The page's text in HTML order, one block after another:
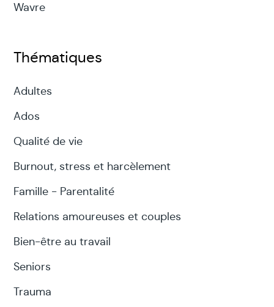
Wavre
Thématiques
Adultes
Ados
Qualité de vie
Burnout, stress et harcèlement
Famille - Parentalité
Relations amoureuses et couples
Bien-être au travail
Seniors
Trauma